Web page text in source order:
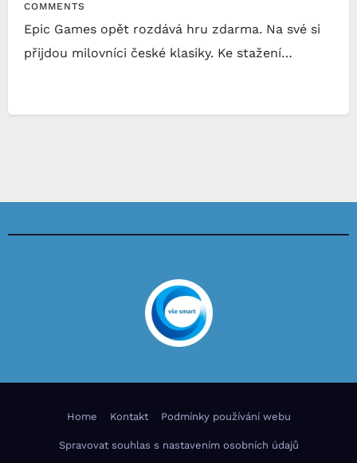
COMMENTS
Epic Games opět rozdává hru zdarma. Na své si
přijdou milovníci české klasiky. Ke stažení…
Home Kontakt Podmínky používání webu
Spravovat souhlas s nastavením osobních údajů